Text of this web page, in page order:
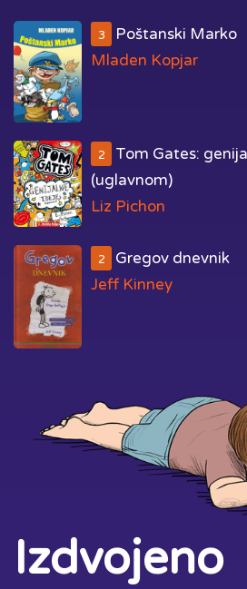
3
Poštanski Marko
Mladen Kopjar
2
Tom Gates:
(uglavnom)
Liz Pichon
2
Gregov dnevnik
Jeff Kinney
Izdvojeno